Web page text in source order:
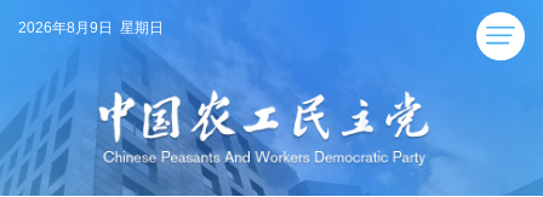
2026年8月9日 星期日